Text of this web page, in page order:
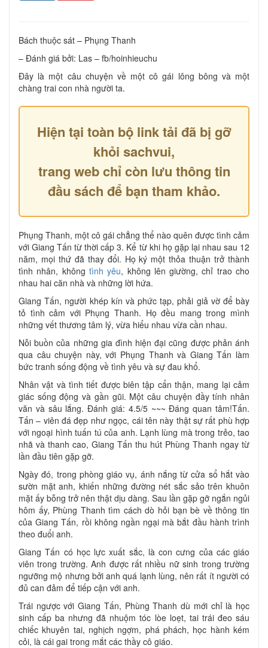
Bách thuộc sát – Phụng Thanh
– Đánh giá bởi: Las – fb/hoinhieuchu
Đây là một câu chuyện về một cô gái lông bông và một
chàng trai con nhà người ta.
Hiện tại toàn bộ link tải đã bị gỡ
khỏi sachvui,
trang web chỉ còn lưu thông tin
đầu sách để bạn tham khảo.
Phụng Thanh, một cô gái chẳng thể nào quên được tình cảm
với Giang Tấn từ thời cấp 3. Kể từ khi họ gặp lại nhau sau 12
năm, mọi thứ đã thay đổi. Họ ký một thỏa thuận trở thành
tình nhân, không tình yêu, không lên giường, chỉ trao cho
nhau hai căn nhà và những lời hứa.
Giang Tấn, người khép kín và phức tạp, phải giả vờ để bày
tỏ tình cảm với Phụng Thanh. Họ đều mang trong mình
những vết thương tâm lý, vừa hiểu nhau vừa cần nhau.
Nỗi buồn của những gia đình hiện đại cũng được phản ánh
qua câu chuyện này, với Phụng Thanh và Giang Tấn làm
bức tranh sống động về tình yêu và sự đau khổ.
Nhân vật và tình tiết được biên tập cẩn thận, mang lại cảm
giác sống động và gần gũi. Một câu chuyện đầy tính nhân
văn và sâu lắng. Đánh giá: 4.5/5 ~~~ Đáng quan tâm!Tấn.
Tấn – viên đá đẹp như ngọc, cái tên này thật sự rất phù hợp
với ngoại hình tuấn tú của anh. Lạnh lùng mà trong trẻo, tao
nhã và thanh cao, Giang Tấn thu hút Phùng Thanh ngay từ
lần đầu tiên gặp gỡ.
Ngày đó, trong phòng giáo vụ, ánh nắng từ cửa sổ hắt vào
sườn mặt anh, khiến những đường nét sắc sảo trên khuôn
mặt ấy bỗng trở nên thật dịu dàng. Sau lần gặp gỡ ngắn ngủi
hôm ấy, Phùng Thanh tìm cách dò hỏi bạn bè về thông tin
của Giang Tấn, rồi không ngần ngại mà bắt đầu hành trình
theo đuổi anh.
Giang Tấn có học lực xuất sắc, là con cưng của các giáo
viên trong trường. Anh được rất nhiều nữ sinh trong trường
ngưỡng mộ nhưng bởi anh quá lạnh lùng, nên rất ít người có
đủ can đảm để tiếp cận với anh.
Trái ngược với Giang Tấn, Phùng Thanh dù mới chỉ là học
sinh cấp ba nhưng đã nhuộm tóc lòe loẹt, tai trái đeo sáu
chiếc khuyên tai, nghịch ngợm, phá phách, học hành kém
cỏi, là cái gai trong mắt các thầy cô giáo.